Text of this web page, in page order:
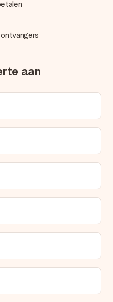
meegestuurd?
van de verzending en je kunt
aan